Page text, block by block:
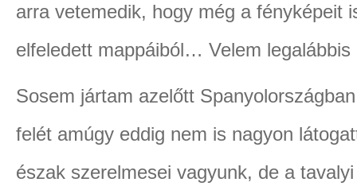
arra vetemedik, hogy még a fényképeit
elfeledett mappáiból… Velem
Sosem jártam azelőtt
felét amúgy eddig nem is nagyon
észak szerelmesei vagyunk, de a